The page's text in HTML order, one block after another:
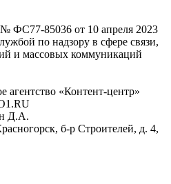
ФС77-85036 от 10 апреля 2023
по надзору в сфере связи,
и массовых коммуникаций
«Контент-центр»
Д.А.
б-р Строителей, д. 4,